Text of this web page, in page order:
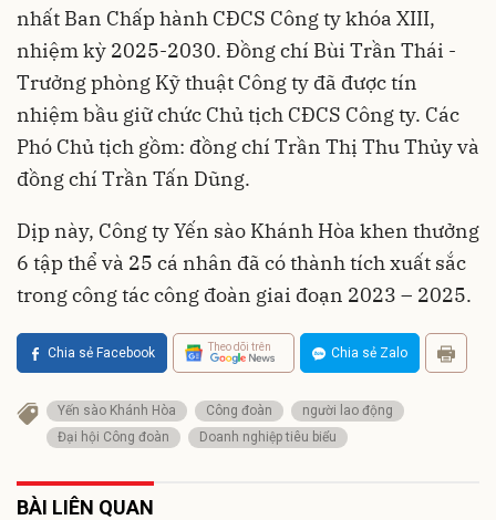
nhất Ban Chấp hành CĐCS Công ty khóa XIII,
nhiệm kỳ 2025-2030. Đồng chí Bùi Trần Thái -
Trưởng phòng Kỹ thuật Công ty đã được tín
nhiệm bầu giữ chức Chủ tịch CĐCS Công ty. Các
Phó Chủ tịch gồm: đồng chí Trần Thị Thu Thủy và
đồng chí Trần Tấn Dũng.
Dịp này, Công ty Yến sào Khánh Hòa khen thưởng
6 tập thể và 25 cá nhân đã có thành tích xuất sắc
trong công tác công đoàn giai đoạn 2023 – 2025.
Chia sẻ Facebook Theo dõi trên Chia sẻ Zalo
Yến sào Khánh Hòa Công đoàn
người lao động
Đại hội Công đoàn
Doanh nghiệp tiêu biểu
BÀI LIÊN QUAN